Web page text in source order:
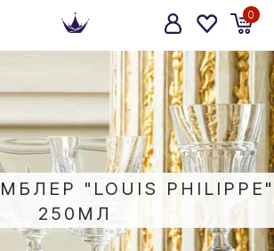
0
"LOUIS PHILIPPE"
250МЛ